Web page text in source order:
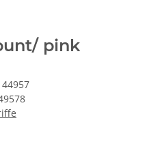
pink
44957